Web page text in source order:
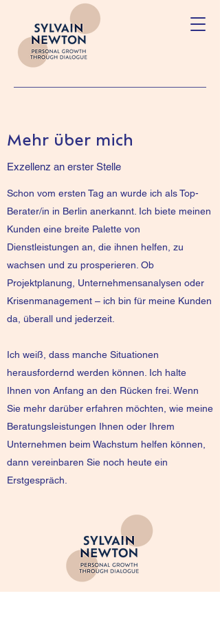
Mehr über mich
Exzellenz an erster Stelle
Schon vom ersten Tag an wurde ich als Top-
Berater/in in Berlin anerkannt. Ich biete meinen
Kunden eine breite Palette von
Dienstleistungen an, die ihnen helfen, zu
wachsen und zu prosperieren. Ob
Projektplanung, Unternehmensanalysen oder
Krisenmanagement – ich bin für meine Kunden
da, überall und jederzeit.
Ich weiß, dass manche Situationen
herausfordernd werden können. Ich halte
Ihnen von Anfang an den Rücken frei. Wenn
Sie mehr darüber erfahren möchten, wie meine
Beratungsleistungen Ihnen oder Ihrem
Unternehmen beim Wachstum helfen können,
dann vereinbaren Sie noch heute ein
Erstgespräch.